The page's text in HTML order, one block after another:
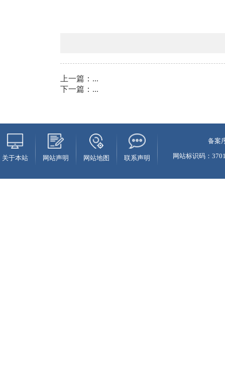
上一篇： ...
下一篇： ...
关于本站 网站声明 网站地图 联系声明
备案
网站标识码：